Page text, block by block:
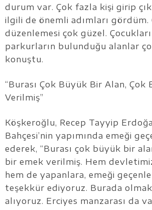
durum var. Çok fazla kişi girip
ilgili de önemli adımları gördüm.
düzenlemesi çok güzel.
parkurların bulunduğu alanlar
konuştu.
“Burası Çok Büyük Bir Alan, Çok
Verilmiş”
Köşkeroğlu, Recep Tayyip
Bahçesi’nin yapımında emeği
ederek, “Burası çok büyük bir
bir emek verilmiş. Hem
hem de yapanlara, emeği
teşekkür ediyoruz. Burada
alıyoruz. Erciyes manzarası da